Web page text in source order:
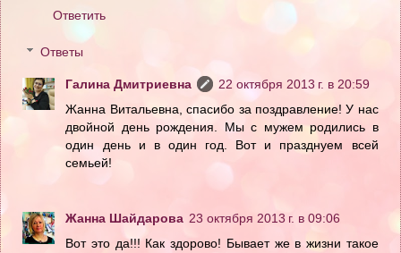
Ответить
Ответы
Галина Дмитриевна
22 октября 2013 г. в 20:59
Жанна Витальевна, спасибо за поздравление! У нас
двойной день рождения. Мы с мужем родились в
один день и в один год. Вот и празднуем всей
семьей!
Жанна Шайдарова 23 октября 2013 г. в 09:06
Вот это да!!! Как здорово! Бывает же в жизни такое